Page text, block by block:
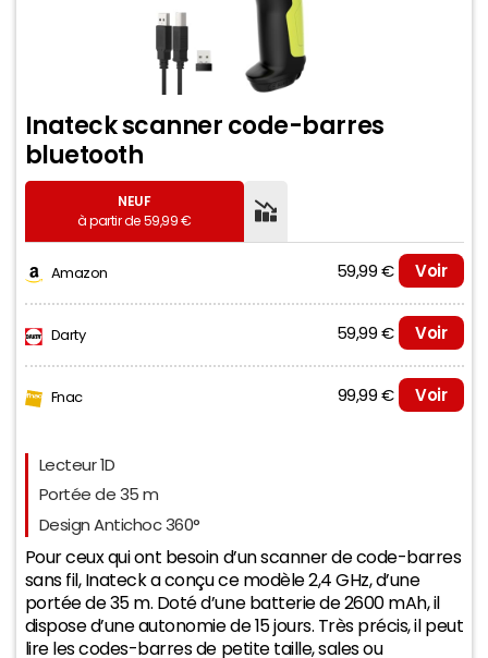
Inateck scanner code-barres
bluetooth
NEUF
à partir de 59,99 €
Amazon 59,99 € Voir
Darty 59,99 € Voir
Fnac 99,99 € Voir
Evolution du prix le plus bas (neuf):
55
60
Lecteur 1D
Portée de 35 m
Design Antichoc 360°
Pour ceux qui ont besoin d’un scanner de code-barres
sans fil, Inateck a conçu ce modèle 2,4 GHz, d’une
portée de 35 m. Doté d’une batterie de 2600 mAh, il
dispose d’une autonomie de 15 jours. Très précis, il peut
lire les codes-barres de petite taille, sales ou